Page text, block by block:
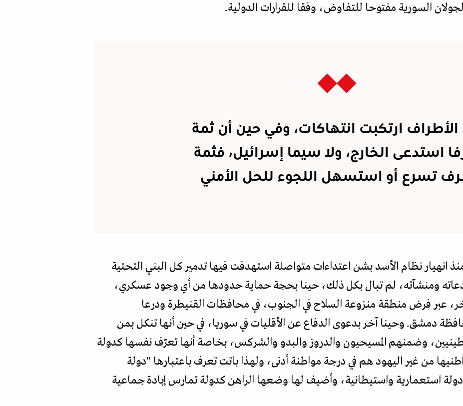
السورية مفتوحا للتفاوض، وفقا للقرارات الدولية.
ارتكبت انتهاكات، وفي حين أن ثمة
استدعى الخارج، ولا سيما إسرائيل، فثمة
تسرع أو استسهل اللجوء للحل الأمني
انهيار نظام الأسد بشن اعتداءات متواصلة استهدفت فيها تدمير كل البني التحتية
ومنشآته، لم تبال بكل ذلك، حينا بحجة حماية حدودها من أي وجود عسكري،
عبر فرض منطقة منزوعة السلاح في الجنوب، في محافظات القنيطرة ودرعا
دمشق. وحينا آخر بدعوى الدفاع عن الأقليات في سوريا، في حين أنها تنكل بمن
وضمنهم المسيحيون والدروز والبدو والشركس، بخاصة أنها تعرّف نفسها كدولة
من غير اليهود هم في درجة مواطنة أدنى، ولهذا باتت تعرف باعتبارها "دولة
دولة استعمارية واستيطانية، وأضيف لها وضعها الراهن كدولة تمارس إبادة جماعية